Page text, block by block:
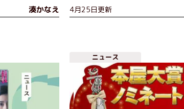
湊かなえ 4月25日更新
ニュース